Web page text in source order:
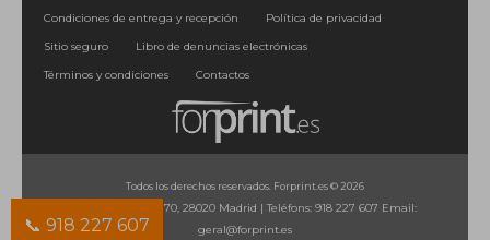
📞 918 227 607
Condiciones de entrega y recepción
Política de privacidad
Sitio seguro
Libro de denuncias electrónicas
Términos y condiciones
Contactos
Todos los derechos reservados. Forprint.es © 2026
Calle de Orense, 70, 28020 Madrid | Teléfons: 918 227 607 Email:
geral@forprint.es